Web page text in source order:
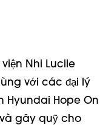
viện Nhi Lucile
với các đại lý
Hyundai Hope On
gây quỹ cho